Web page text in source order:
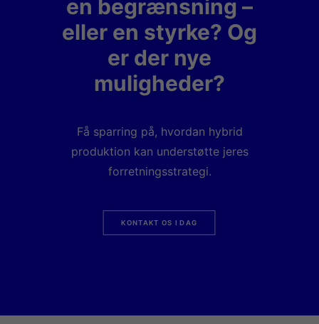
en begrænsning –
eller en styrke? Og
er der nye
muligheder?
Få sparring på, hvordan hybrid
produktion kan understøtte jeres
forretningsstrategi.
KONTAKT OS I DAG